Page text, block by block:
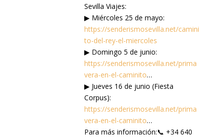
Sevilla Viajes:
▶ Miércoles 25 de mayo:
https://senderismosevilla.net/camini
to-del-rey-el-miercoles
▶ Domingo 5 de junio:
https://senderismosevilla.net/prima
vera-en-el-caminito…
▶ Jueves 16 de junio (Fiesta
Corpus):
https://senderismosevilla.net/prima
vera-en-el-caminito…
Para más información:📞 +34 640